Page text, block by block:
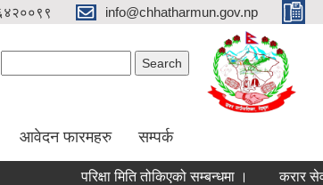
info@chhatharmun.gov.np
आवेदन फारमहरु सम्पर्क
परिक्षा मिति तोकिएको सम्बन्धमा । करार सेवामा